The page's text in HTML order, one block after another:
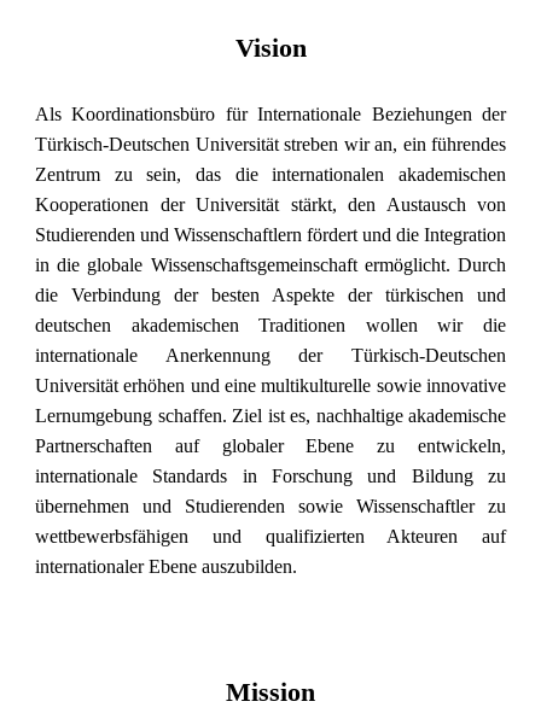
Vision
Als Koordinationsbüro für Internationale Beziehungen der
Türkisch-Deutschen Universität streben wir an, ein führendes
Zentrum zu sein, das die internationalen akademischen
Kooperationen der Universität stärkt, den Austausch von
Studierenden und Wissenschaftlern fördert und die Integration
in die globale Wissenschaftsgemeinschaft ermöglicht. Durch
die Verbindung der besten Aspekte der türkischen und
deutschen akademischen Traditionen wollen wir die
internationale Anerkennung der Türkisch-Deutschen
Universität erhöhen und eine multikulturelle sowie innovative
Lernumgebung schaffen. Ziel ist es, nachhaltige akademische
Partnerschaften auf globaler Ebene zu entwickeln,
internationale Standards in Forschung und Bildung zu
übernehmen und Studierenden sowie Wissenschaftler zu
wettbewerbsfähigen und qualifizierten Akteuren auf
internationaler Ebene auszubilden.
Mission